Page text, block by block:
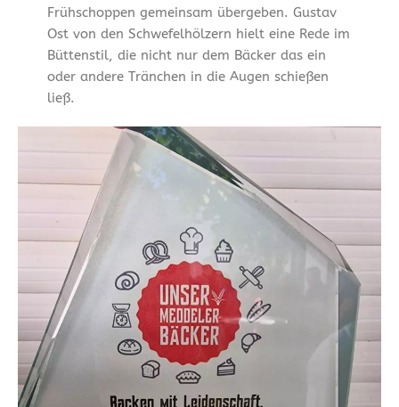
Frühschoppen gemeinsam übergeben. Gustav
Ost von den Schwefelhölzern hielt eine Rede im
Büttenstil, die nicht nur dem Bäcker das ein
oder andere Tränchen in die Augen schießen
ließ.